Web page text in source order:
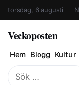
torsdag, 6 augusti
Veckoposten
Hem Blogg Kultur
Sök